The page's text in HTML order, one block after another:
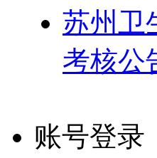
苏州卫
考核公
账号登录